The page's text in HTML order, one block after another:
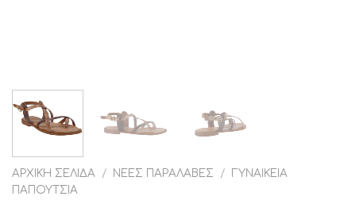
ΑΡΧΙΚΉ ΣΕΛΊΔΑ / ΝΈΕΣ ΠΑΡΑΛΑΒΈΣ /
ΓΥΝΑΙΚΕΊΑ
ΠΑΠΟΎΤΣΙΑ